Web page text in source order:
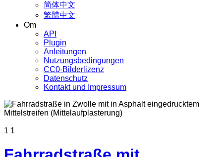
简体中文
繁體中文
Om
API
Plugin
Anleitungen
Nutzungsbedingungen
CC0-Bilderlizenz
Datenschutz
Kontakt und Impressum
1 1